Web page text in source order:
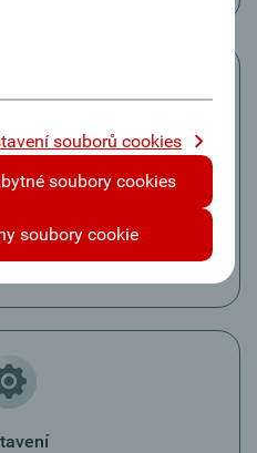
účtu
mohou být účty
může být zadáno vlastní
nejsou viditelná u
souborů cookies
soubory cookies
soubory cookie